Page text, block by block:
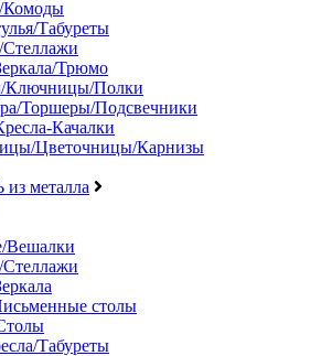
Комоды
Табуреты
Трюмо
Ключницы/Полки
Торшеры/Подсвечники
Качалки
Цветочницы/Карнизы
металла
Вешалки
столы
Табуреты